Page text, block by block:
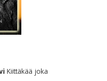
Kiittäkää joka